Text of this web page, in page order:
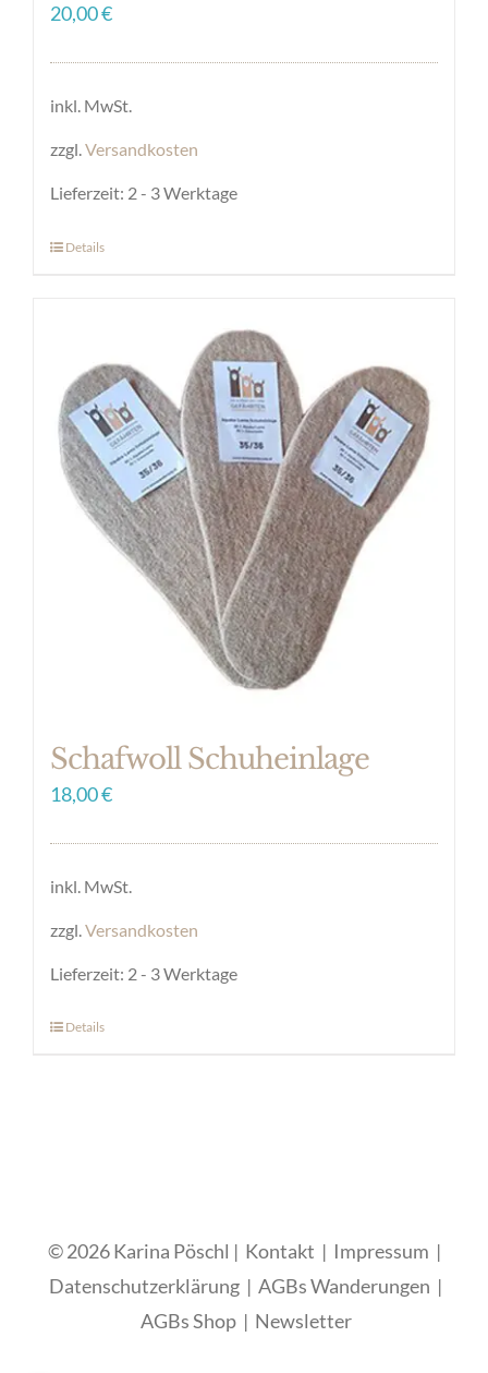
20,00€
inkl. MwSt.
zzgl.Versandkosten
Lieferzeit: 2 - 3 Werktage
Dieses
mehrere
Varianten
auf.
Die
Optionen
können
Details
Schafwoll Schuheinlage
18,00€
inkl. MwSt.
zzgl. Versandkosten
Lieferzeit: 2 - 3 Werktage
Dieses
Die
Optionen
Details
© 2026 Karina Pöschl | Kontakt | Impressum |
Datenschutzerklärung | AGBs Wanderungen |
AGBs Shop| Newsletter